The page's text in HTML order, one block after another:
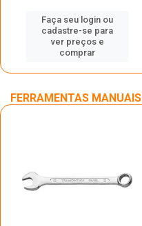
Faça seu login ou
cadastre-se para
ver preços e
comprar
FERRAMENTAS MANUAIS